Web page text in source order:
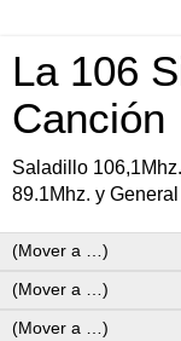
La 106
Canción
Saladillo
89.1Mhz. y